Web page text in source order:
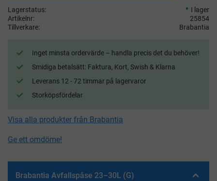
Lagerstatus
I lager
Artikelnr
25854
Tillverkare
Brabantia
Inget minsta ordervärde – handla precis det du behöver!
Smidiga betalsätt: Faktura, Kort, Swish & Klarna
Leverans 12 - 72 timmar på lagervaror
Storköpsfördelar
Visa alla produkter från Brabantia
Ge ett omdöme!
Brabantia Avfallspåse 23–30L (G)